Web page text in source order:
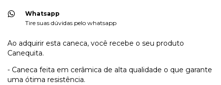
Whatsapp
Tire suas dúvidas pelo whatsapp
Ao adquirir esta caneca, você recebe o seu produto
Canequita.
- Caneca feita em cerâmica de alta qualidade o que garante
uma ótima resistência.